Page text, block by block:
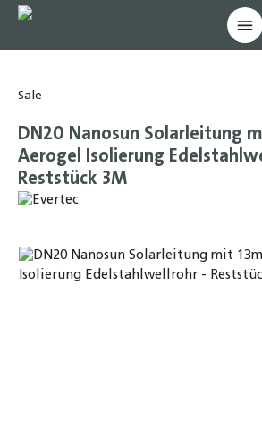
springen
Sale
DN20 Nanosun Solarleitung
Aerogel Isolierung
Reststück 3M
Bildergalerie überspringen